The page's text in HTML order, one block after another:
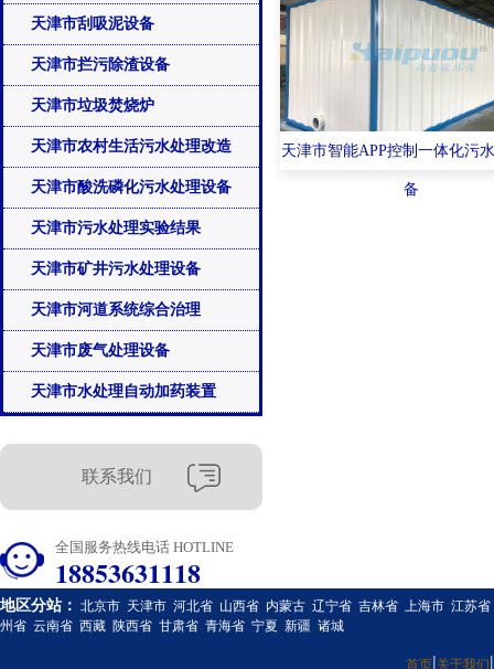
天津市刮吸泥设备
天津市拦污除渣设备
天津市垃圾焚烧炉
天津市农村生活污水处理改造
天津市酸洗磷化污水处理设备
天津市污水处理实验结果
天津市矿井污水处理设备
天津市河道系统综合治理
天津市废气处理设备
天津市水处理自动加药装置
联系我们
全国服务热线电话 HOTLINE
18853631118
天津市智能APP控制一体化污
备
地区分站： 北京市 天津市 河北省 山西省 内蒙古 辽宁省 吉林省 上海市 江苏省
州省 云南省 西藏 陕西省 甘肃省 青海省 宁夏 新疆 诸城
首页|关于我们|